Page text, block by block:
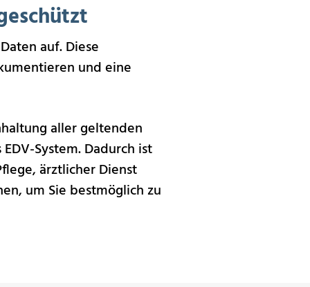
auf. Diese
und eine
aller geltenden
System. Dadurch ist
ärztlicher Dienst
um Sie bestmöglich zu